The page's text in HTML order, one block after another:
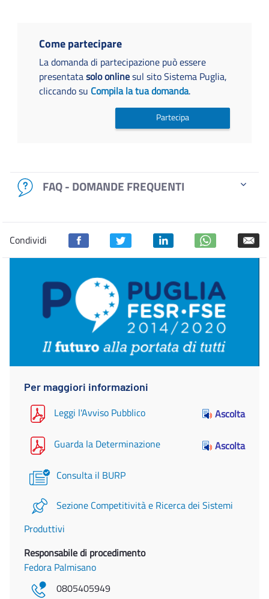
Come partecipare
La domanda di partecipazione può essere
presentatasolo onlinesul sito Sistema Puglia,
cliccando su Compila la tua domanda.
Partecipa
FAQ - DOMANDE FREQUENTI
Condividi
Per maggiori informazioni
Leggi l'Avviso Pubblico Ascolta
Guarda la Determinazione Ascolta
Consulta il BURP
Sezione Competitività e Ricerca dei Sistemi
Produttivi
Responsabile di procedimento
Fedora Palmisano
0805405949